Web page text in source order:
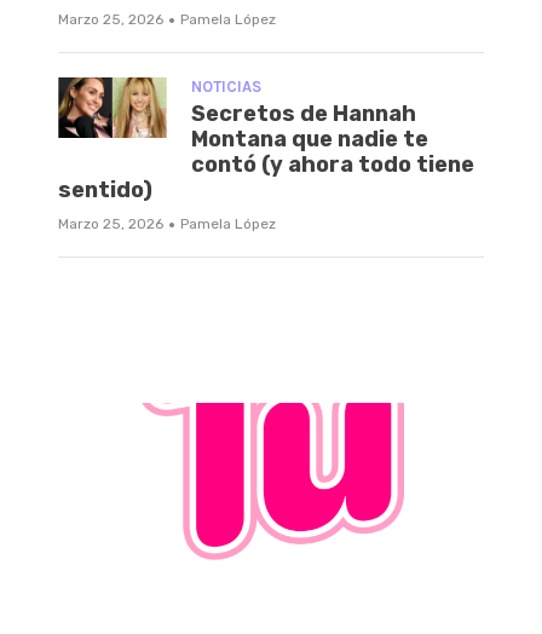
Marzo 25, 2026 · Pamela López
NOTICIAS
Secretos de Hannah
Montana que nadie te
contó (y ahora todo tiene
sentido)
Marzo 25, 2026 · Pamela López